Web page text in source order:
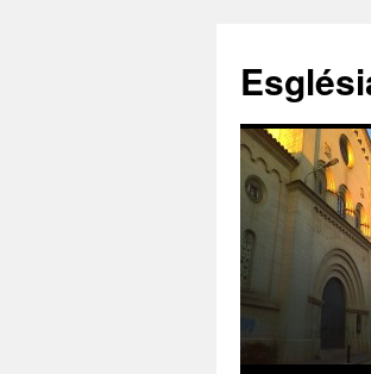
contenido